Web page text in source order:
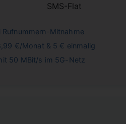
SMS-Flat
Mitnahme
€/Monat & 5 € einmalig
50 MBit/s im 5G-Netz